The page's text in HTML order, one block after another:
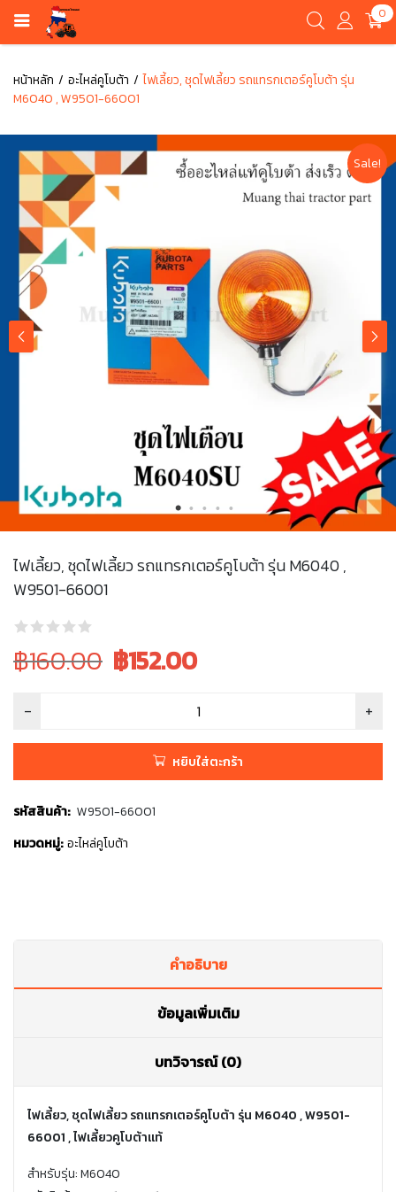
0
หน้าหลัก อะไหล่คูโบต้า
ไฟเลี้ยว, ชุดไฟเลี้ยว รถแทรกเตอร์คูโบต้า รุ่น
M6040 , W9501-66001
Sale!
ไฟเลี้ยว, ชุดไฟเลี้ยว รถแทรกเตอร์คูโบต้า รุ่น M6040 ,
W9501-66001
Original
price
was:
฿160.00 Current
฿152.00
หยิบใส่ตะกร้า
รหัสสินค้า: W9501-66001
หมวดหมู่: อะไหล่คูโบต้า
คำอธิบาย
ข้อมูลเพิ่มเติม
บทวิจารณ์ (0)
ไฟเลี้ยว, ชุดไฟเลี้ยว รถแทรกเตอร์คูโบต้า รุ่น M6040 , W9501-
66001 , ไฟเลี้ยวคูโบต้าแท้
สำหรับรุ่น: M6040